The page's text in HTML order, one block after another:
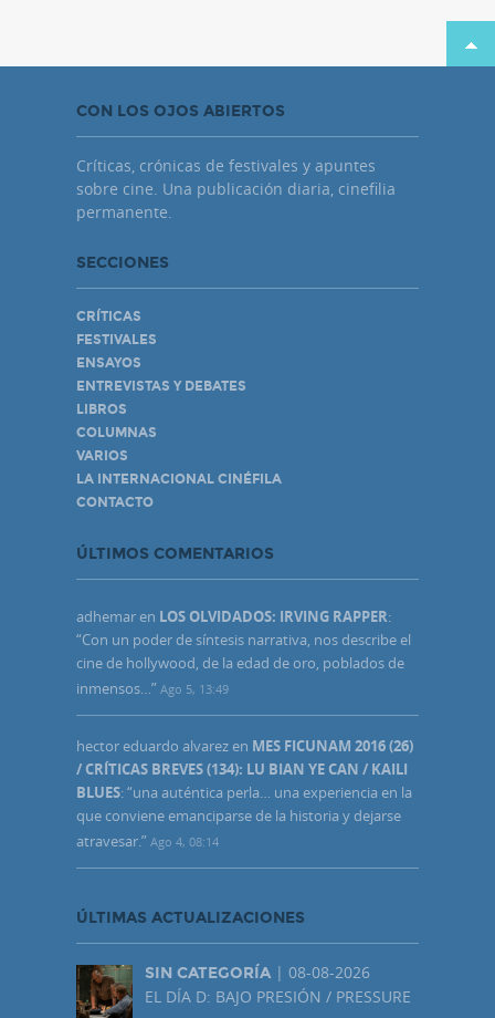
CON LOS OJOS ABIERTOS
Críticas, crónicas de festivales y apuntes
sobre cine. Una publicación diaria, cinefilia
permanente.
SECCIONES
CRÍTICAS
FESTIVALES
ENSAYOS
ENTREVISTAS Y DEBATES
LIBROS
COLUMNAS
VARIOS
LA INTERNACIONAL CINÉFILA
CONTACTO
ÚLTIMOS COMENTARIOS
adhemar en LOS OLVIDADOS: IRVING RAPPER:
“Con un poder de síntesis narrativa, nos describe el
cine de hollywood, de la edad de oro, poblados de
inmensos…” Ago 5, 13:49
hector eduardo alvarez en MES FICUNAM 2016 (26)
/ CRÍTICAS BREVES (134): LU BIAN YE CAN / KAILI
BLUES: “una auténtica perla… una experiencia en la
que conviene emanciparse de la historia y dejarse
atravesar.” Ago 4, 08:14
ÚLTIMAS ACTUALIZACIONES
SIN CATEGORÍA | 08-08-2026
EL DÍA D: BAJO PRESIÓN / PRESSURE